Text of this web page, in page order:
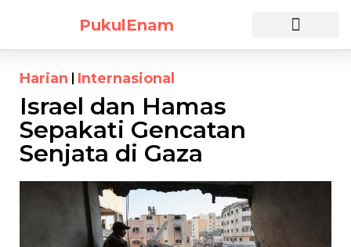
PukulEnam
Harian Internasional
Israel dan Hamas
Sepakati Gencatan
Senjata di Gaza